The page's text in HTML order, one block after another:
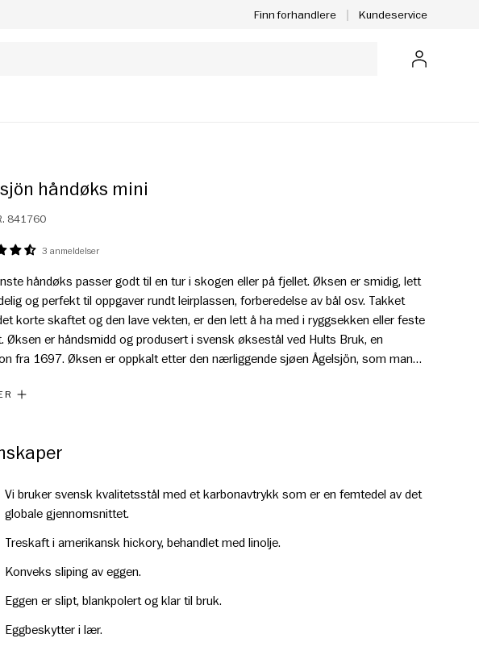
Finn forhandlere Kundeservice
Logg inn
håndøks mini
841760
3 anmeldelser
håndøks passer godt til en tur i skogen eller på fjellet. Øksen er smidig, lett
og perfekt til oppgaver rundt leirplassen, forberedelse av bål osv. Takket
korte skaftet og den lave vekten, er den lett å ha med i ryggsekken eller feste
Øksen er håndsmidd og produsert i svensk øksestål ved Hults Bruk, en
fra 1697. Øksen er oppkalt etter den nærliggende sjøen Ågelsjön, som man
vare på øksen, og den vil være et godt verktøy i mange år. Vi er stolte over
Vi bruker svensk kvalitetsstål med et karbonavtrykk som er en femtedel av det
globale gjennomsnittet.
Treskaft i amerikansk hickory, behandlet med linolje.
Konveks sliping av eggen.
Eggen er slipt, blankpolert og klar til bruk.
Eggbeskytter i lær.